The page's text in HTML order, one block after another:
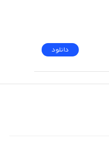
دانلود